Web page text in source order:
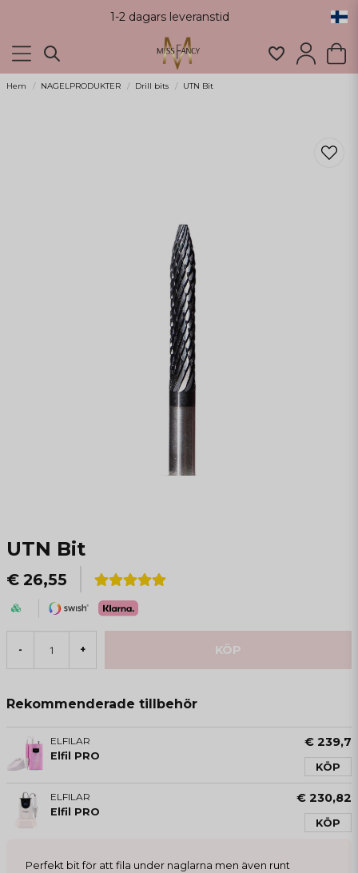
1-2 dagars leveranstid
Hem NAGELPRODUKTER Drill bits UTN Bit
UTN Bit
€ 26,55
- + KÖP
Rekommenderade tillbehör
ELFILAR
Elfil PRO
€ 239,7
KÖP
ELFILAR
Elfil PRO
€ 230,82
KÖP
Perfekt bit för att fila under naglarna men även runt